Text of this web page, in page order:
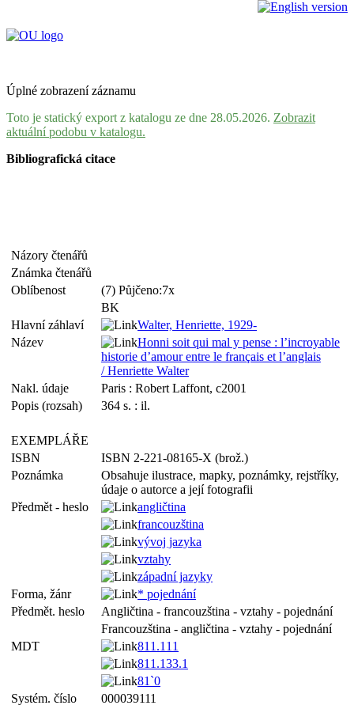
Úplné zobrazení záznamu
Toto je statický export z katalogu ze dne 28.05.2026. Zobrazit
aktuální podobu v katalogu.
Bibliografická citace
Názory čtenářů
Známka čtenářů
Oblíbenost
(7) Půjčeno:7x
BK
Hlavní záhlaví
Walter, Henriette, 1929-
Název
Honni soit qui mal y pense : l’incroyable
historie d’amour entre le français et l’anglais
/ Henriette Walter
Nakl. údaje
Paris : Robert Laffont, c2001
Popis (rozsah)
364 s. : il.
EXEMPLÁŘE
ISBN
ISBN 2-221-08165-X (brož.)
Poznámka
Obsahuje ilustrace, mapky, poznámky, rejstříky,
údaje o autorce a její fotografii
Předmět - heslo
angličtina
francouzština
vývoj jazyka
vztahy
západní jazyky
Forma, žánr
* pojednání
Předmět. heslo
Angličtina - francouzština - vztahy - pojednání
Francouzština - angličtina - vztahy - pojednání
MDT
811.111
811.133.1
81`0
Systém. číslo
000039111